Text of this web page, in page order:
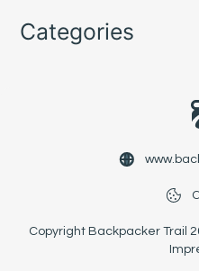
Categories
Copyright Backpacker Trail